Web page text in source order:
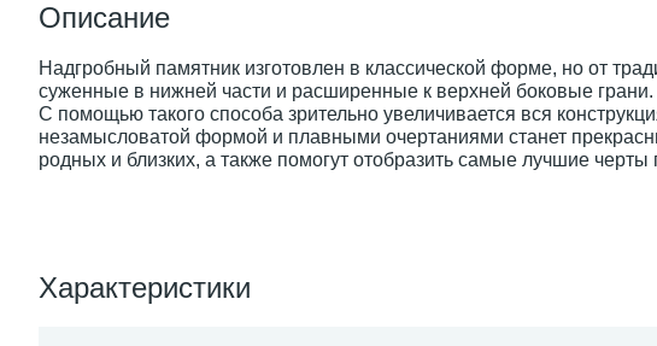
Описание
Надгробный памятник изготовлен в классической форме, но от
суженные в нижней части и расширенные к верхней боковые
С помощью такого способа зрительно увеличивается вся
незамысловатой формой и плавными очертаниями станет
родных и близких, а также помогут отобразить самые лучшие
Характеристики